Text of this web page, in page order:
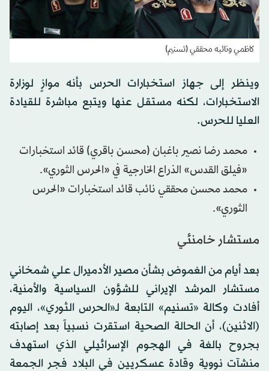
كاظمي ونائبه محققي (تسنيم)
وينظر إلى جهاز استخبارات الحرس بأنه موازٍ لوزارة
الاستخبارات، لكنه مستقل عنها ويتبع مباشرة للقيادة
العليا للحرس.
محمد رضا نصير باغبان (محسن باقري) قائد استخبارات
«فيلق القدس» الذراع الخارجية في «الحرس الثوري».
محمد محسن محققي نائب قائد استخبارات «الحرس
الثوري».
مستشار خامنئي
بعد أيام من الغموض بشأن مصير الأدميرال علي شمخاني
مستشار المرشد الإيراني للشؤون السياسية والأمنية،
أفادت وكالة «تسنيم» التابعة لـ«الحرس الثوري»، اليوم
(الاثنين)، أن الحالة الصحية استقرت نسبياً بعد إصابته
بجروح بالغة في الهجوم الإسرائيلي الذي استهدف
منشآت نووية وقادة عسكريين في البلاد فجر الجمعة